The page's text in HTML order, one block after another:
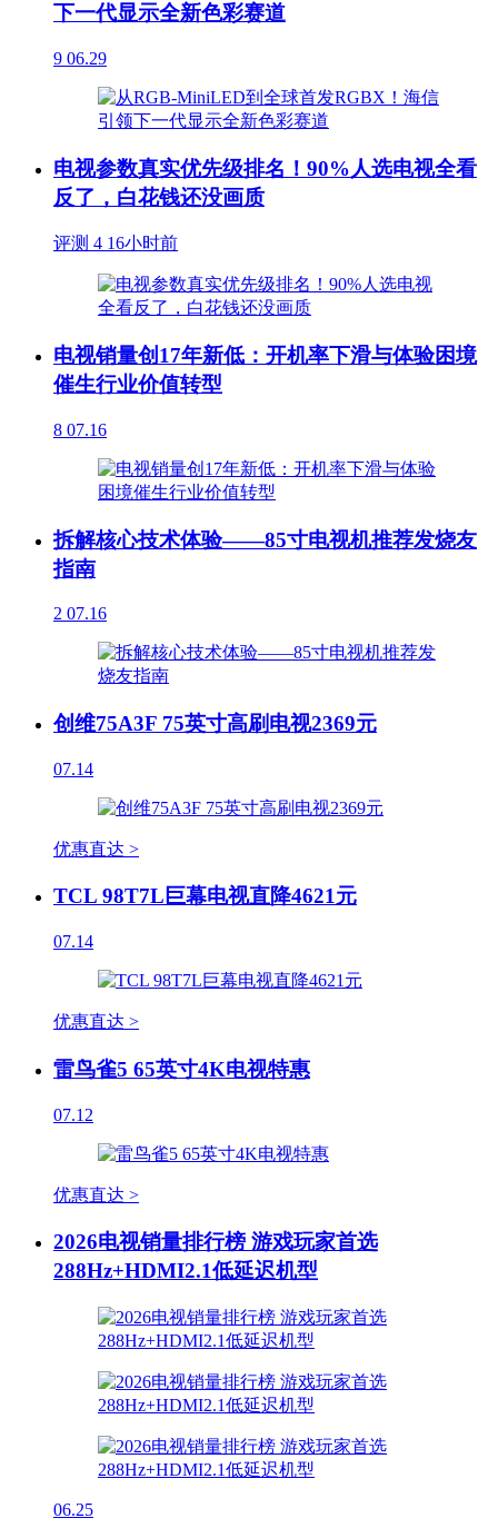
下一代显示全新色彩赛道
9 06.29
电视参数真实优先级排名！90%人选电视全看
反了，白花钱还没画质
评测 4 16小时前
电视销量创17年新低：开机率下滑与体验困境
催生行业价值转型
8 07.16
拆解核心技术体验——85寸电视机推荐发烧友
指南
2 07.16
创维75A3F 75英寸高刷电视2369元
07.14
优惠直达 >
TCL 98T7L巨幕电视直降4621元
07.14
优惠直达 >
雷鸟雀5 65英寸4K电视特惠
07.12
优惠直达 >
2026电视销量排行榜 游戏玩家首选
288Hz+HDMI2.1低延迟机型
06.25